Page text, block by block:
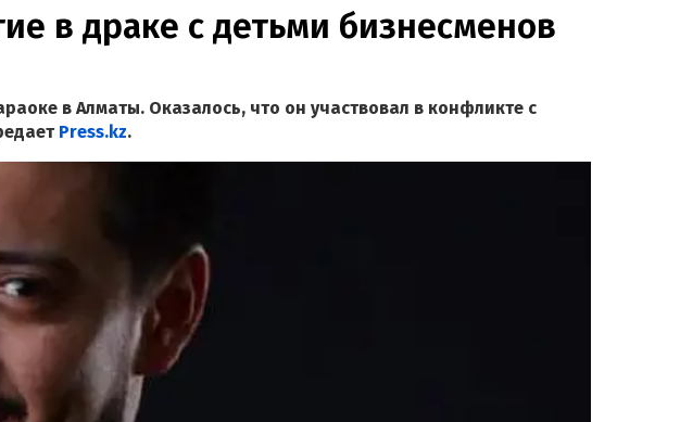
в драке с детьми бизнесменов
в Алматы. Оказалось, что он участвовал в конфликте с
Press.kz.